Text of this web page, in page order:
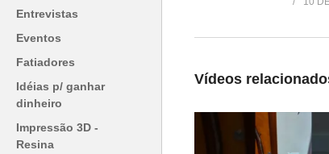
Entrevistas
Eventos
Fatiadores
Idéias p/ ganhar
dinheiro
Impressão 3D -
Resina
http://bit.ly/
(Anet® A8)
http://bit.ly/
Vídeos